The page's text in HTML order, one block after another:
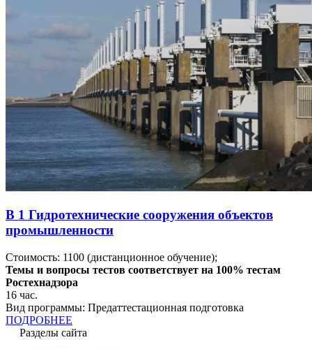
В 1 Гидротехнические сооружения объектов
промышленности
Стоимость: 1100 (дистанционное обучение);
Темы и вопросы тестов соответствует на 100% тестам
Ростехнадзора
16 час.
Вид программы: Предаттестационная подготовка
ПОДРОБНЕЕ
Разделы сайта